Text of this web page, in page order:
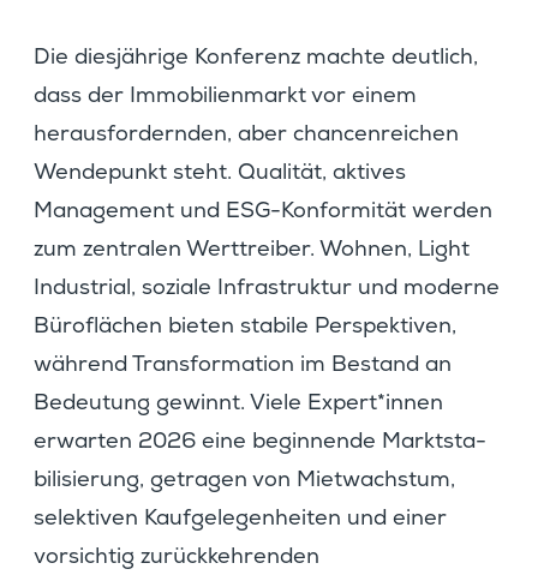
Die diesjäh­rige Konfe­renz machte deutlich,
dass der Immobi­li­en­markt vor einem
heraus­for­dernden, aber chancen­rei­chen
Wende­punkt steht. Qualität, aktives
Manage­ment und ESG-Konfor­mität werden
zum zentralen Werttreiber. Wohnen, Light
Indus­trial, soziale Infra­struktur und moderne
Büroflä­chen bieten stabile Perspek­tiven,
während Trans­for­ma­tion im Bestand an
Bedeu­tung gewinnt. Viele Expert*innen
erwarten 2026 eine begin­nende Markt­sta­
bi­li­sie­rung, getragen von Mietwachstum,
selek­tiven Kaufge­le­gen­heiten und einer
vorsichtig zurück­keh­renden